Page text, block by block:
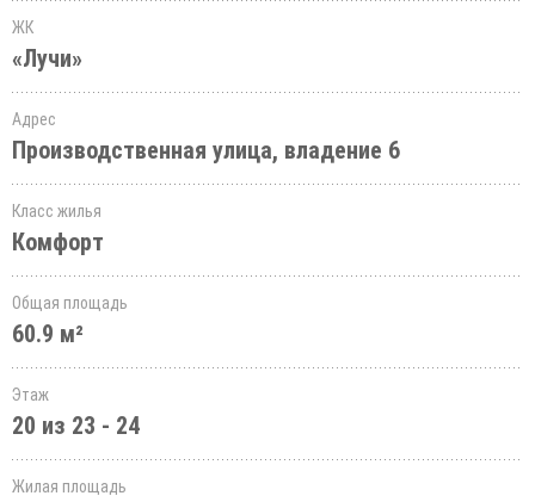
ЖК
«Лучи»
Адрес
Производственная улица, владение 6
Класс жилья
Комфорт
Общая площадь
60.9 м²
Этаж
20 из 23 - 24
Жилая площадь